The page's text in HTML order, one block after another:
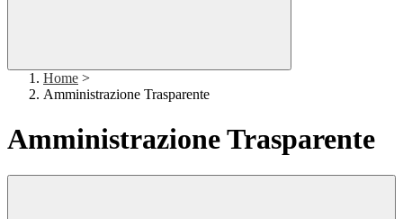
Home >
Amministrazione Trasparente
Amministrazione Trasparente